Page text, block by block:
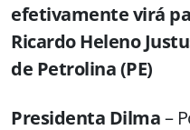
efetivamente virá
Ricardo Heleno
de Petrolina (PE)
Presidenta Dilma–